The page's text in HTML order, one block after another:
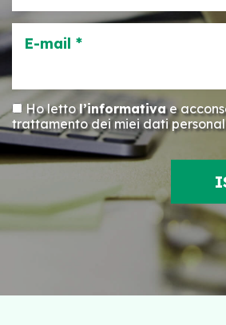
E-mail *
Ho lettol’informativae
trattamento dei miei dati